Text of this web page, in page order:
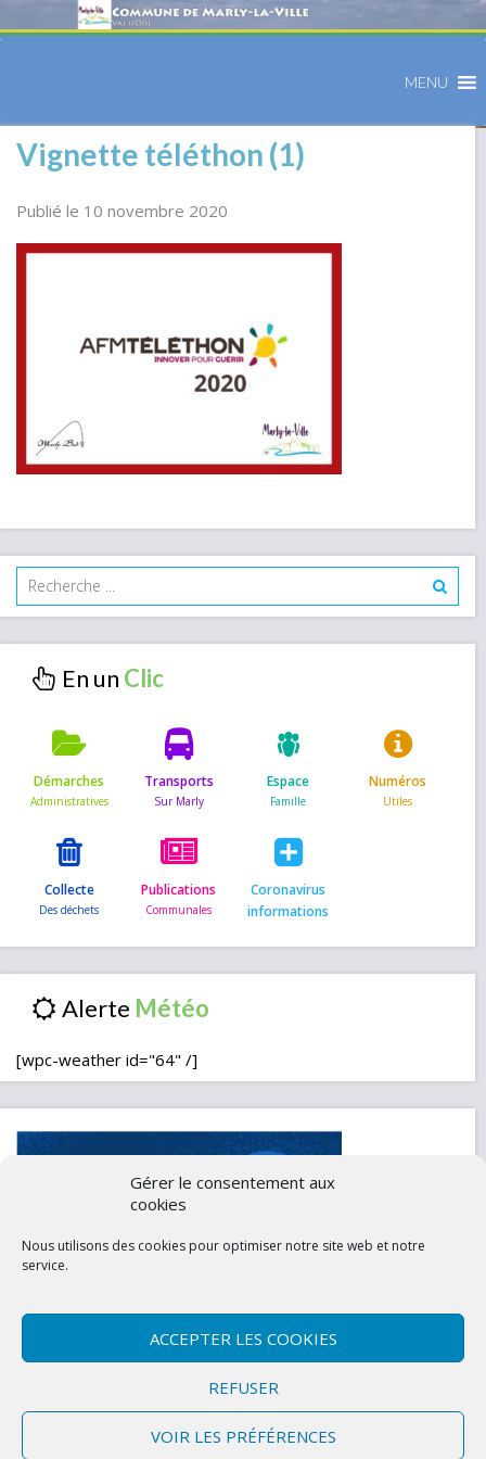
Gérer le consentement aux
cookies
Nous utilisons des cookies pour optimiser notre site web et notre
service.
ACCEPTER LES COOKIES
REFUSER
VOIR LES PRÉFÉRENCES
MENU
Vignette téléthon (1)
Publié le 10 novembre 2020
En un
Démarches Transports Espace Numéros
Collecte Publications
Coronavirus
informations
Alerte
[wpc-weather id="64" /]
Politique de confidentialité (UE)
Copyright © 2026 Marly-la-Ville Site conçu et développé par l'Union des